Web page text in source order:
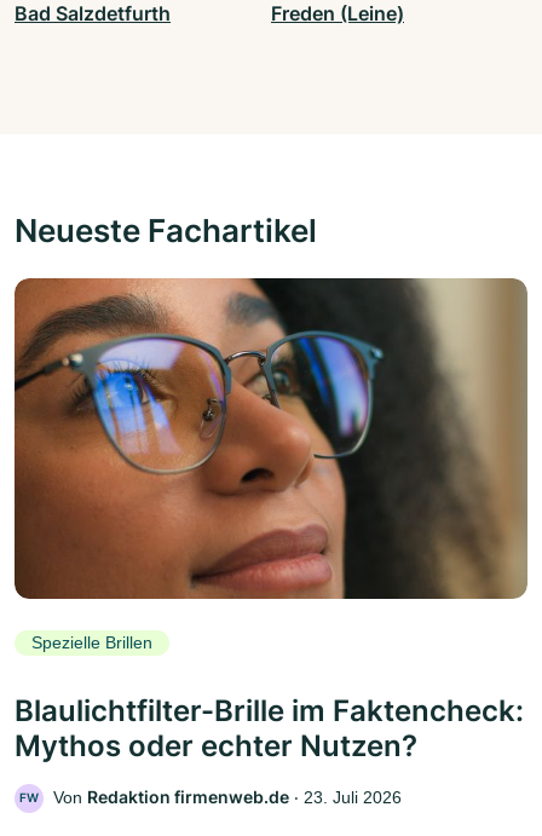
Bad Salzdetfurth Freden (Leine)
Neueste Fachartikel
Spezielle Brillen
Blaulichtfilter-Brille im Faktencheck:
Mythos oder echter Nutzen?
FW Von Redaktion firmenweb.de ‧ 23. Juli 2026